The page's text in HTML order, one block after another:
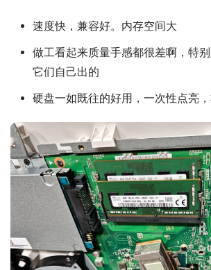
速度快，兼容好。内存空间大
做工看起来质量手感都很差啊，特
它们自己出的
硬盘一如既往的好用，一次性点亮，